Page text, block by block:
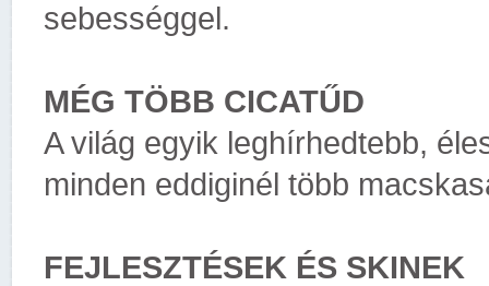
sebességgel.
MÉG TÖBB CICATŰD
A világ egyik leghírhedtebb,
minden eddiginél több
FEJLESZTÉSEK ÉS SKINEK